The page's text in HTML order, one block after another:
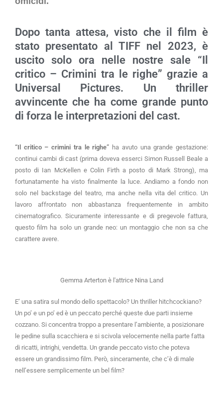
Dopo tanta attesa, visto che il film è
stato presentato al TIFF nel 2023, è
uscito solo ora nelle nostre sale “Il
critico – Crimini tra le righe” grazie a
Universal Pictures. Un thriller
avvincente che ha come grande punto
di forza le interpretazioni del cast.
“Il critico – crimini tra le righe” ha avuto una grande gestazione:
continui cambi di cast (prima doveva esserci Simon Russell Beale a
posto di Ian McKellen e Colin Firth a posto di Mark Strong), ma
fortunatamente ha visto finalmente la luce. Andiamo a fondo non
solo nel backstage del teatro, ma anche nella vita del critico. Un
lavoro affrontato non abbastanza frequentemente in ambito
cinematografico. Sicuramente interessante e di pregevole fattura,
questo film ha solo un grande neo: un montaggio che non sa che
carattere avere.
Gemma Arterton è l'attrice Nina Land
E’ una satira sul mondo dello spettacolo? Un thriller hitchcockiano?
Un po’ e un po’ ed è un peccato perché queste due parti insieme
cozzano. Si concentra troppo a presentare l’ambiente, a posizionare
le pedine sulla scacchiera e si scivola velocemente nella parte fatta
di ricatti, intrighi, vendetta. Un grande peccato visto che poteva
essere un grandissimo film. Però, sinceramente, che c’è di male
nell’essere semplicemente un bel film?